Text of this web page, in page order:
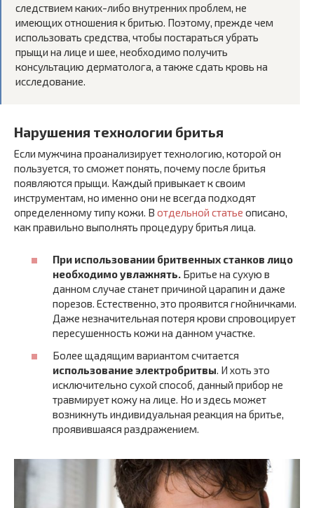
следствием каких-либо внутренних проблем, не
имеющих отношения к бритью. Поэтому, прежде чем
использовать средства, чтобы постараться убрать
прыщи на лице и шее, необходимо получить
консультацию дерматолога, а также сдать кровь на
исследование.
Нарушения технологии бритья
Если мужчина проанализирует технологию, которой он
пользуется, то сможет понять, почему после бритья
появляются прыщи. Каждый привыкает к своим
инструментам, но именно они не всегда подходят
определенному типу кожи. В отдельной статье описано,
как правильно выполнять процедуру бритья лица.
При использовании бритвенных станков лицо
необходимо увлажнять. Бритье на сухую в
данном случае станет причиной царапин и даже
порезов. Естественно, это проявится гнойничками.
Даже незначительная потеря крови спровоцирует
пересушенность кожи на данном участке.
Более щадящим вариантом считается
использование электробритвы. И хоть это
исключительно сухой способ, данный прибор не
травмирует кожу на лице. Но и здесь может
возникнуть индивидуальная реакция на бритье,
проявившаяся раздражением.